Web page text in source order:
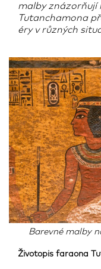
malby znázorňují
Tutanchamona
éry v různých
Barevné malby
Životopis faraona